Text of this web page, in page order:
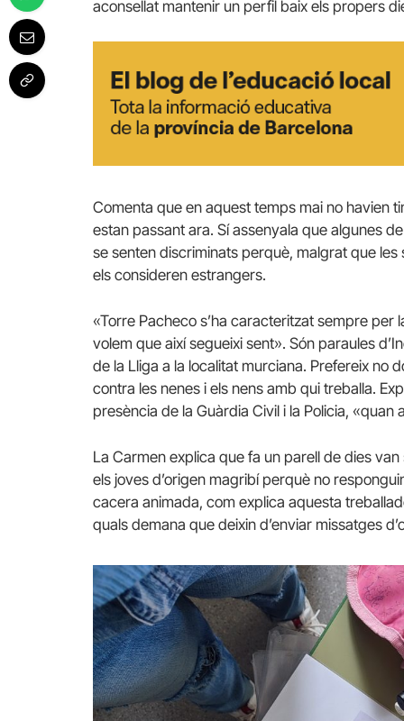
aconsellat mantenir un perfil baix els propers
Comenta que en aquest temps mai no havien
estan passant ara. Sí assenyala que algunes
se senten discriminats perquè, malgrat que
els consideren estrangers.
«Torre Pacheco s’ha caracteritzat sempre
volem que així segueixi sent». Són paraules
de la Lliga a la localitat murciana. Prefereix no
contra les nenes i els nens amb qui treballa.
presència de la Guàrdia Civil i la Policia, «quan
La Carmen explica que fa un parell de dies
els joves d’origen magribí perquè no
cacera animada, com explica aquesta
quals demana que deixin d’enviar missatges